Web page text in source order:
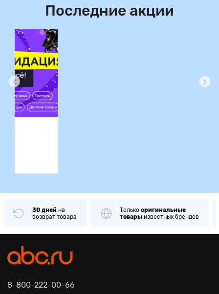
Последние акции
30 дней на
возврат товара
Только оригинальные
товары известных брендов
8-800-222-00-66